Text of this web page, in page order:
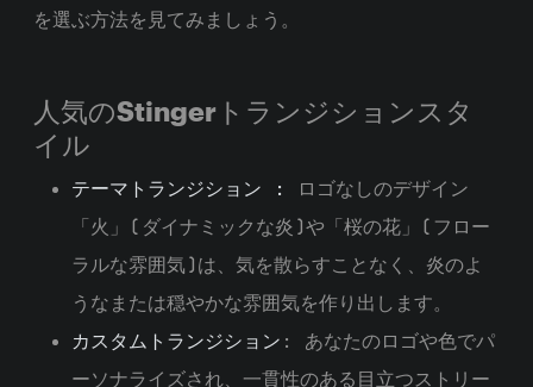
を選ぶ方法を見てみましょう。
人気のStingerトランジションスタ
イル
テーマトランジション :
ロゴなしのデザイン
「火」(ダイナミックな炎)や「桜の花」(フロー
ラルな雰囲気)は、気を散らすことなく、炎のよ
うなまたは穏やかな雰囲気を作り出します。
カスタムトランジション : あなたのロゴや色でパ
ーソナライズされ、一貫性のある目立つストリー